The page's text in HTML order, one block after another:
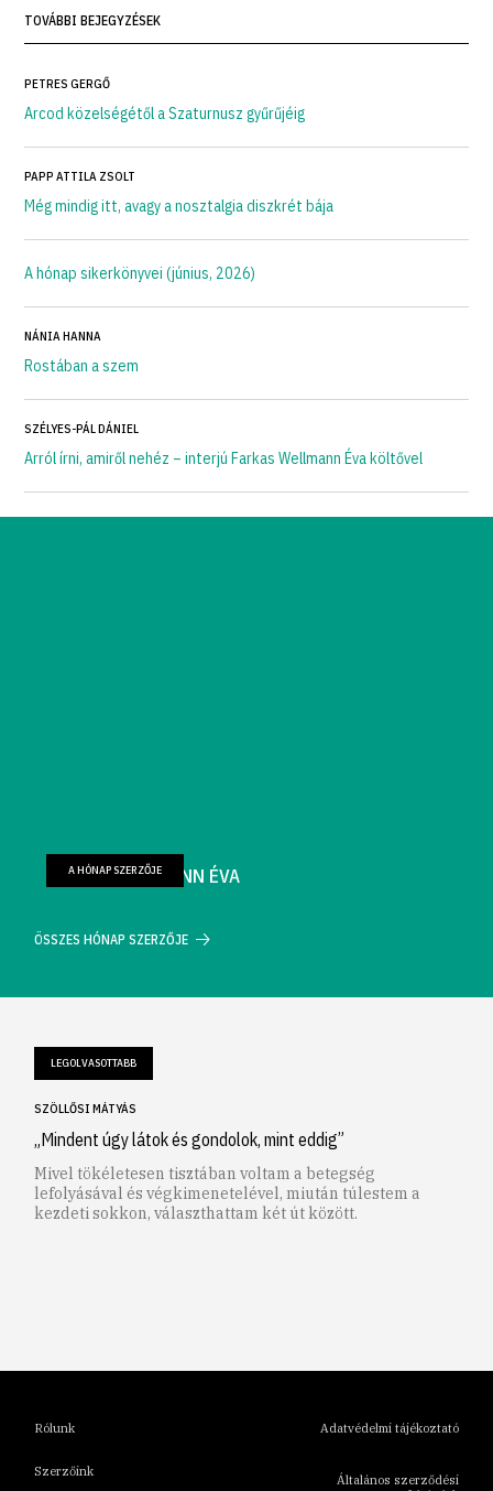
TOVÁBBI BEJEGYZÉSEK
PETRES GERGŐ
Arcod közelségétől a Szaturnusz gyűrűjéig
PAPP ATTILA ZSOLT
Még mindig itt, avagy a nosztalgia diszkrét bája
A hónap sikerkönyvei (június, 2026)
NÁNIA HANNA
Rostában a szem
SZÉLYES-PÁL DÁNIEL
Arról írni, amiről nehéz – interjú Farkas Wellmann Éva költővel
FARKAS WELLMANN ÉVA
A HÓNAP SZERZŐJE
ÖSSZES HÓNAP SZERZŐJE
LEGOLVASOTTABB
SZÖLLŐSI MÁTYÁS
„Mindent úgy látok és gondolok, mint eddig”
Mivel tökéletesen tisztában voltam a betegség
lefolyásával és végkimenetelével, miután túlestem a
kezdeti sokkon, választhattam két út között.
Rólunk
Szerzőink
Adatvédelmi tájékoztató
Általános szerződési